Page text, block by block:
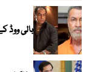
بالی ووڈ